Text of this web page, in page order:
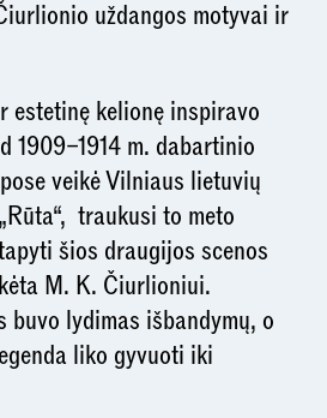
uždangos motyvai ir
estetinę kelionę inspiravo
1909–1914 m. dabartinio
veikė Vilniaus lietuvių
traukusi to meto
šios draugijos scenos
M. K. Čiurlioniui.
buvo lydimas išbandymų, o
liko gyvuoti iki